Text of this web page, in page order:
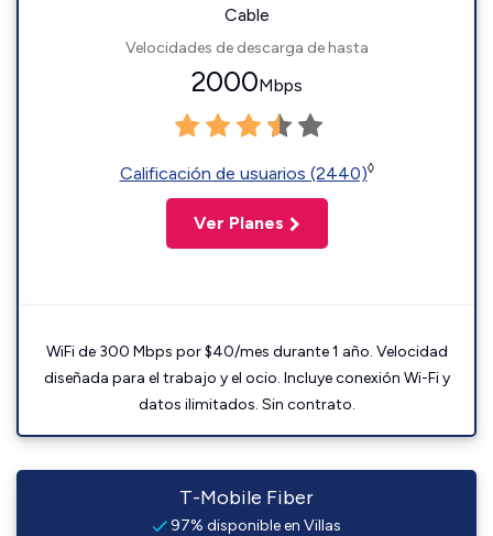
Cable
Velocidades de descarga de hasta
2000Mbps
Calificación de usuarios (2440)◊
Ver Planes
WiFi de 300 Mbps por $40/mes durante 1 año. Velocidad
diseñada para el trabajo y el ocio. Incluye conexión Wi-Fi y
datos ilimitados. Sin contrato.
T-Mobile Fiber
97% disponible en Villas